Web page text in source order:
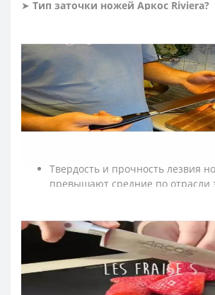
➤ Тип заточки ножей Аркос Riviera?
➤Почему стоит купить кухонные
Arcos - один из самых
производителей ножей в мире.
Высокое качество по разумной
Изготовлены из стали Nitrum,
Твердость и прочность лезвия
превышают средние по отрасли
возникает реже.
Ножи ARCOS не требуют частой
результате Вы экономите на
инвентаря.
Arcos дает 10 лет гарантии на